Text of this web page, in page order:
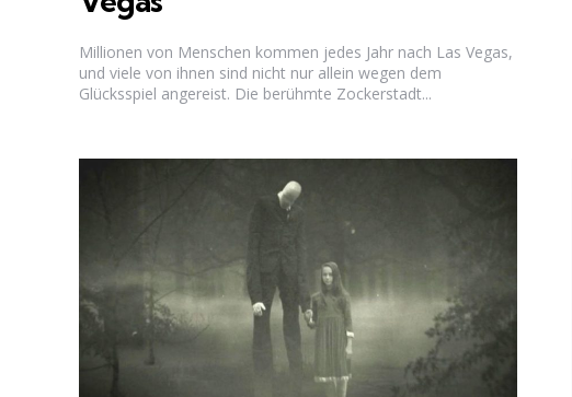
Millionen von Menschen kommen jedes Jahr nach Las Vegas,
und viele von ihnen sind nicht nur allein wegen dem
Glücksspiel angereist. Die berühmte Zockerstadt...